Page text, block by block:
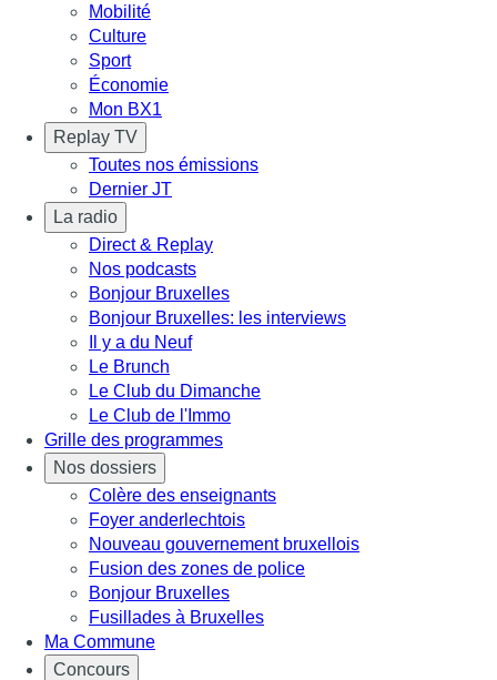
Mobilité
Culture
Sport
Économie
Mon BX1
Replay TV
Toutes nos émissions
Dernier JT
La radio
Direct & Replay
Nos podcasts
Bonjour Bruxelles
Bonjour Bruxelles: les interviews
Il y a du Neuf
Le Brunch
Le Club du Dimanche
Le Club de l'Immo
Grille des programmes
Nos dossiers
Colère des enseignants
Foyer anderlechtois
Nouveau gouvernement bruxellois
Fusion des zones de police
Bonjour Bruxelles
Fusillades à Bruxelles
Ma Commune
Concours